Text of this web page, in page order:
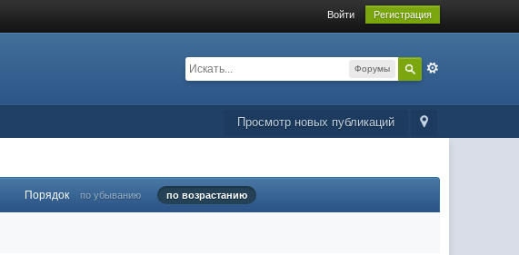
Войти Регистрация
Форумы
Просмотр новых публикаций
Порядок по убыванию по возрастанию